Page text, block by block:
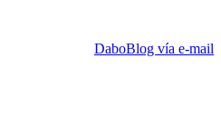
DaboBlog vía e-mail